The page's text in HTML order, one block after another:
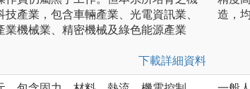
產業，包含車輛產業、光電資訊業、
機械業、精密機械及綠色能源產業
下載詳細資料
造，